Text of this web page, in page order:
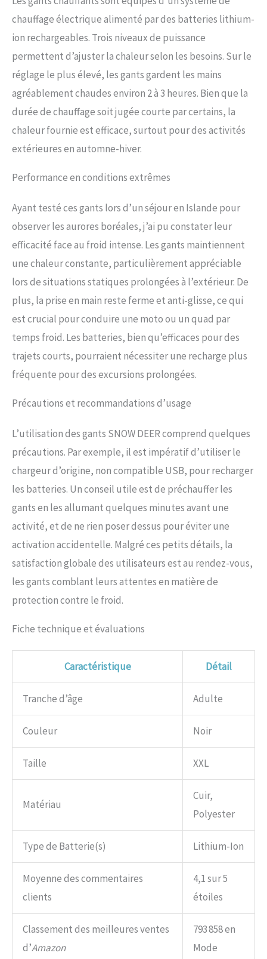
chauffage électrique alimenté par des batteries lithium-
ion rechargeables. Trois niveaux de puissance
permettent d’ajuster la chaleur selon les besoins. Sur le
réglage le plus élevé, les gants gardent les mains
agréablement chaudes environ 2 à 3 heures. Bien que la
durée de chauffage soit jugée courte par certains, la
chaleur fournie est efficace, surtout pour des activités
extérieures en automne-hiver.
Performance en conditions extrêmes
Ayant testé ces gants lors d’un séjour en Islande pour
observer les aurores boréales, j’ai pu constater leur
efficacité face au froid intense. Les gants maintiennent
une chaleur constante, particulièrement appréciable
lors de situations statiques prolongées à l’extérieur. De
plus, la prise en main reste ferme et anti-glisse, ce qui
est crucial pour conduire une moto ou un quad par
temps froid. Les batteries, bien qu’efficaces pour des
trajets courts, pourraient nécessiter une recharge plus
fréquente pour des excursions prolongées.
Précautions et recommandations d’usage
L’utilisation des gants SNOW DEER comprend quelques
précautions. Par exemple, il est impératif d’utiliser le
chargeur d’origine, non compatible USB, pour recharger
les batteries. Un conseil utile est de préchauffer les
gants en les allumant quelques minutes avant une
activité, et de ne rien poser dessus pour éviter une
activation accidentelle. Malgré ces petits détails, la
satisfaction globale des utilisateurs est au rendez-vous,
les gants comblant leurs attentes en matière de
protection contre le froid.
Fiche technique et évaluations
Caractéristique Détail
Tranche d’âge Adulte
Couleur Noir
Taille XXL
Matériau
Cuir,
Polyester
Type de Batterie(s) Lithium-Ion
Moyenne des commentaires
clients
4,1 sur 5
étoiles
Classement des meilleures ventes
d’Amazon
793 858 en
Mode